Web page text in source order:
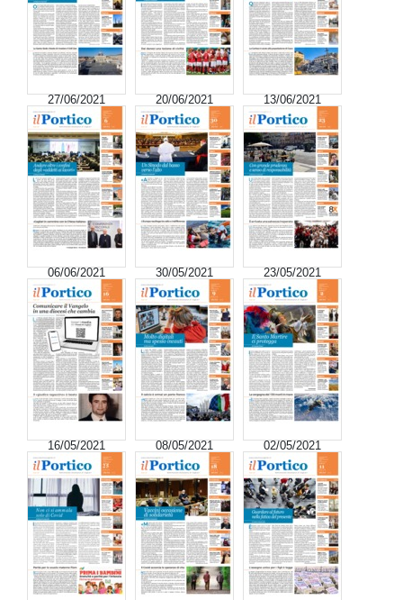
27/06/2021 20/06/2021 13/06/2021
06/06/2021 30/05/2021 23/05/2021
16/05/2021 08/05/2021 02/05/2021